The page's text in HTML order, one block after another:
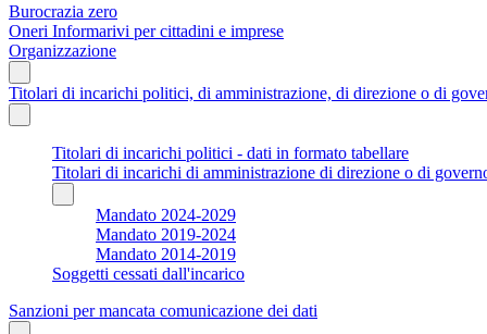
Burocrazia zero
Oneri Informarivi per cittadini e imprese
Organizzazione
Titolari di incarichi politici, di amministrazione, di direzione o di
Titolari di incarichi politici - dati in formato tabellare
Titolari di incarichi di amministrazione di direzione o di
Mandato 2024-2029
Mandato 2019-2024
Mandato 2014-2019
Soggetti cessati dall'incarico
Sanzioni per mancata comunicazione dei dati